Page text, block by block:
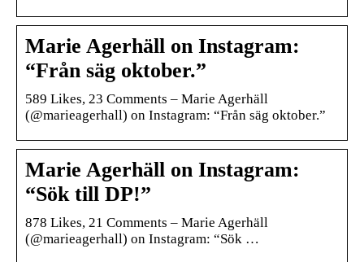
Marie Agerhäll on Instagram:
“Från säg oktober.”
589 Likes, 23 Comments – Marie Agerhäll
(@marieagerhall) on Instagram: “Från säg oktober.”
Marie Agerhäll on Instagram:
“Sök till DP!”
878 Likes, 21 Comments – Marie Agerhäll
(@marieagerhall) on Instagram: “Sök …